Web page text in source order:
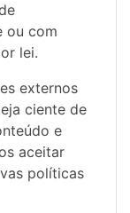
ou com
lei.
externos
ciente de
e
aceitar
políticas